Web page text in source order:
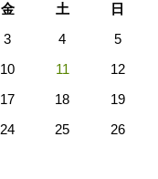
金 土 日
3 4
5
10 11
12
17 18
19
24 25
26